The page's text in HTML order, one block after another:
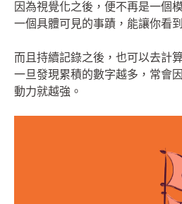
因為視覺化之後，便不再是一個
一個具體可見的事蹟，能讓你看
而且持續記錄之後，也可以去計
一旦發現累積的數字越多，常會
動力就越強。